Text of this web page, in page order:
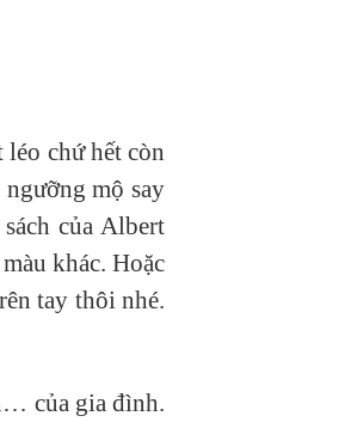
chứ hết còn
mộ say
của Albert
khác. Hoặc
tay thôi nhé.
của gia đình.